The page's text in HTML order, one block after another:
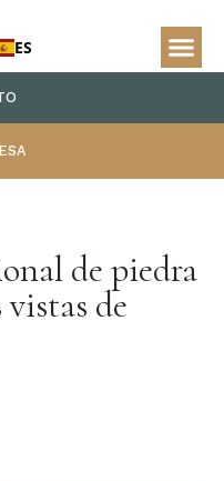
ES
de piedra
vistas de